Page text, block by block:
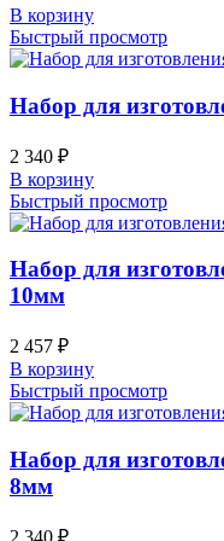
В корзину
Быстрый просмотр
Набор для
2 340 ₽
В корзину
Быстрый просмотр
Набор для
10мм
2 457 ₽
В корзину
Быстрый просмотр
Набор для
8мм
2 340 ₽